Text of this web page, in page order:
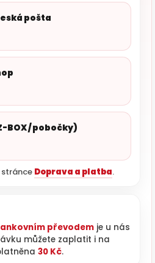
pošta
BOX / pobočky)
Doprava a platba.
převodem je u nás
můžete zaplatit i na
30 Kč.